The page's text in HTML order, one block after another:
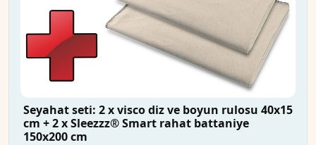
Seyahat seti: 2 x visco diz ve boyun rulosu 40x15
cm + 2 x Sleezzz® Smart rahat battaniye
150x200 cm